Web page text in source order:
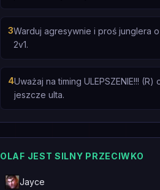
3Warduj agresywnie i proś junglera
2v1.
4Uważaj na timing ULEPSZENIE!!!
jeszcze ulta.
OLAF JEST SILNY PRZECIWKO
Jayce